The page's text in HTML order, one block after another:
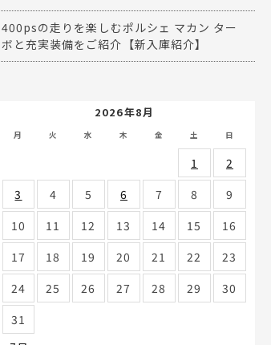
400psの走りを楽しむポルシェ マカン ター
ボと充実装備をご紹介【新入庫紹介】
2026年8月
月 火 水 木 金 土 日
1
2
3
4 5 6 7 8
9
10
11 12 13 14 15
16
17
18 19 20 21 22
23
24
25 26 27 28 29
30
31